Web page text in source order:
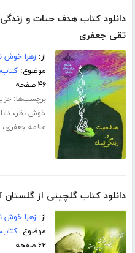
دانلود کتاب هدف حیات و
تقی جعفری
از:زهرا خوش
موضوع:
۴۶ صفحه
برچسب‌ها:
خوش نظر،
علامه جعفری،
دانلود کتاب گلچینی از
از:زهرا خوش
موضوع:
۶۲ صفحه